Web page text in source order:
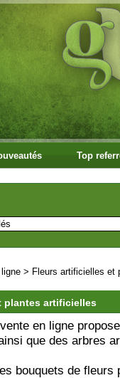
Top
> Fleurs artificielles et
plantes artificielles
en ligne
que des arbres
bouquets de fleurs